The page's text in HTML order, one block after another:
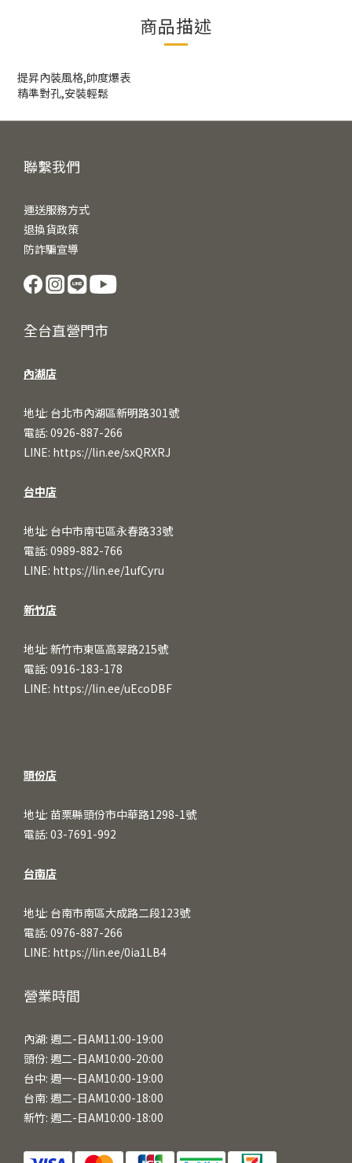
商品描述
提昇內裝風格,帥度爆表
精準對孔,安裝輕鬆
聯繫我們
運送服務方式
退換貨政策
防詐騙宣導
全台直營門市
內湖店
地址: 台北市內湖區新明路301號
電話: 0926-887-266
LINE: https://lin.ee/sxQRXRJ
台中店
地址: 台中市南屯區永春路33號
電話: 0989-882-766
LINE: https://lin.ee/1ufCyru
新竹店
地址: 新竹市東區高翠路215號
電話: 0916-183-178
LINE: https://lin.ee/uEcoDBF
頭份店
地址: 苗栗縣頭份市中華路1298-1號
電話: 03-7691-992
台南店
地址: 台南市南區大成路二段123號
電話: 0976-887-266
LINE: https://lin.ee/0ia1LB4
營業時間
內湖: 週二-日AM11:00-19:00
頭份: 週二-日AM10:00-20:00
台中: 週一-日AM10:00-19:00
台南: 週二-日AM10:00-18:00
新竹: 週二-日AM10:00-18:00